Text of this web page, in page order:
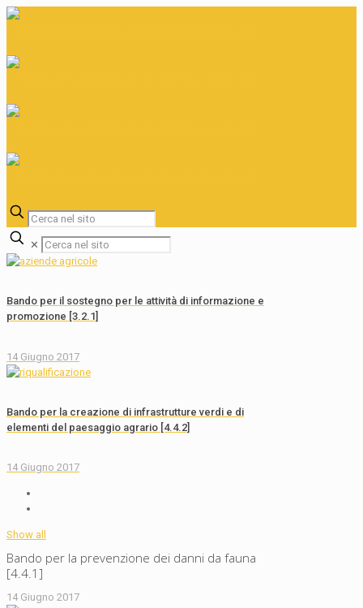
✕
Bando per il sostegno per le attività di informazione e
promozione [3.2.1]
14 Giugno 2017
Bando per la creazione di infrastrutture verdi e di
elementi del paesaggio agrario [4.4.2]
14 Giugno 2017
Show all
Bando per la prevenzione dei danni da fauna
[4.4.1]
14 Giugno 2017